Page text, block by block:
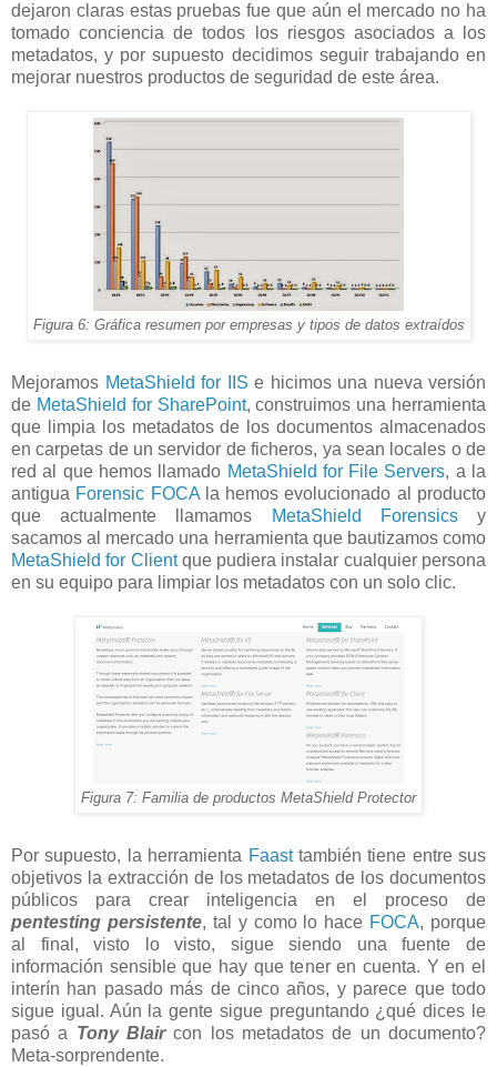
dejaron claras estas pruebas fue que aún el mercado no ha
tomado conciencia de todos los riesgos asociados a los
metadatos, y por supuesto decidimos seguir trabajando en
mejorar nuestros productos de seguridad de este área.
Figura 6: Gráfica resumen por empresas y tipos de datos extraídos
Mejoramos MetaShield for IIS e hicimos una nueva versión
de MetaShield for SharePoint, construimos una herramienta
que limpia los metadatos de los documentos almacenados
en carpetas de un servidor de ficheros, ya sean locales o de
red al que hemos llamado MetaShield for File Servers, a la
antigua Forensic FOCAla hemos evolucionado al producto
que actualmente llamamos
MetaShield Forensicsy
sacamos al mercado una herramienta que bautizamos como
MetaShield for Clientque pudiera instalar cualquier persona
en su equipo para limpiar los metadatos con un solo clic.
Figura 7: Familia de productos MetaShield Protector
Por supuesto, la herramienta Faasttambién tiene entre sus
objetivos la extracción de los metadatos de los documentos
públicos para crear inteligencia en el proceso de
pentesting persistente, tal y como lo hace FOCA, porque
al final, visto lo visto, sigue siendo una fuente de
información sensible que hay que tener en cuenta. Y en el
interín han pasado más de cinco años, y parece que todo
sigue igual. Aún la gente sigue preguntando ¿qué dices le
pasó a Tony Blaircon los metadatos de un documento?
Meta-sorprendente.